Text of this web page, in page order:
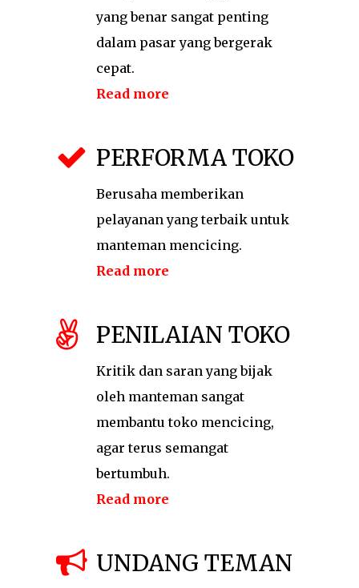
yang benar sangat penting
dalam pasar yang bergerak
cepat.
Read more
PERFORMA TOKO
Berusaha memberikan
pelayanan yang terbaik untuk
manteman mencicing.
Read more
PENILAIAN TOKO
Kritik dan saran yang bijak
oleh manteman sangat
membantu toko mencicing,
agar terus semangat
bertumbuh.
Read more
UNDANG TEMAN